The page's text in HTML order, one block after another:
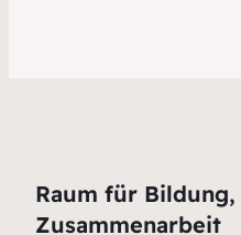
Raum für
Zusammenarbeit